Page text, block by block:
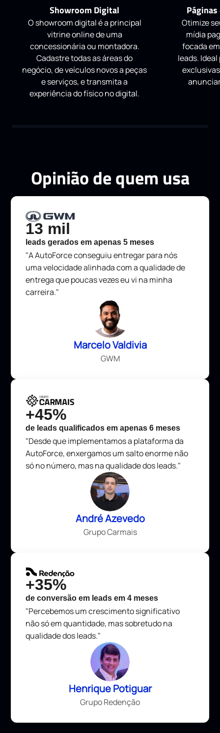
Showroom Digital
O showroom digital é a principal
vitrine online de uma
concessionária ou montadora.
Cadastre todas as áreas do
negócio, de veículos novos a peças
e serviços, e transmita a
experiência do físico no digital.
Otimize
mídia
focada
leads.
Opinião de quem usa
13 mil
leads gerados em apenas 5 meses
"A AutoForce conseguiu entregar para nós
uma velocidade alinhada com a qualidade de
entrega que poucas vezes eu vi na minha
carreira."
Marcelo Valdivia
GWM
+45%
de leads qualificados em apenas 6 meses
"Desde que implementamos a plataforma da
AutoForce, enxergamos um salto enorme não
só no número, mas na qualidade dos leads."
André Azevedo
Grupo Carmais
+35%
de conversão em leads em 4 meses
"Percebemos um crescimento significativo
não só em quantidade, mas sobretudo na
qualidade dos leads."
Henrique Potiguar
Grupo Redenção